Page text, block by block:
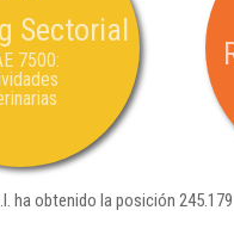
Sectorial
7500:
ha obtenido la posición